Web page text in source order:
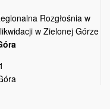
Rozgłośnia w
w Zielonej Górze